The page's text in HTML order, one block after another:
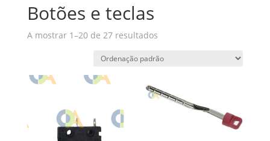
Botões e teclas
A mostrar 1–20 de 27 resultados